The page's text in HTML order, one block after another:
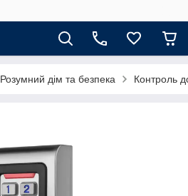
Розумний дім та безпека Контроль